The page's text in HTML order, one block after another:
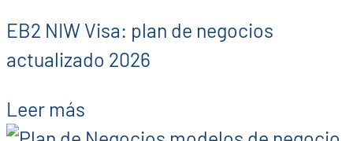
EB2 NIW Visa: plan de negocios
actualizado 2026
Leer más